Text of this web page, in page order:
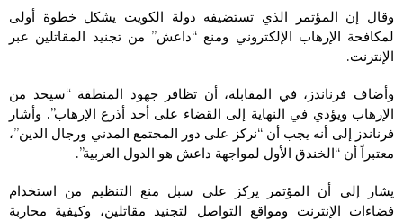
وقال إن المؤتمر الذي تستضيفه دولة الكويت يشكل خطوة أولى
لمكافحة الإرهاب الإلكتروني ومنع “داعش” من تجنيد المقاتلين عبر
الإنترنت.
وأضاف فرناندز، في المقابلة، أن تظافر جهود المنطقة “سيحد من
الإرهاب ويؤدي في النهاية إلى القضاء على أحد أذرع الإرهاب”. وأشار
فرناندز إلى أنه يجب أن “نركز على دور المجتمع المدني ورجال الدين”،
معتبراً أن “الخندق الأول لمواجهة داعش هو الدول العربية”.
يشار إلى أن المؤتمر يركز على سبل منع التنظيم من استخدام
فضاءات الإنترنت ومواقع التواصل لتجنيد مقاتلين، وكيفية محاربة